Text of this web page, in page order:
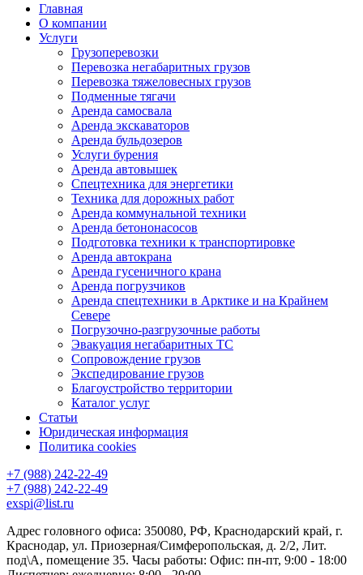
Главная
О компании
Услуги
Грузоперевозки
Перевозка негабаритных грузов
Перевозка тяжеловесных грузов
Подменные тягачи
Аренда самосвала
Аренда экскаваторов
Аренда бульдозеров
Услуги бурения
Аренда автовышек
Спецтехника для энергетики
Техника для дорожных работ
Аренда коммунальной техники
Аренда бетононасосов
Подготовка техники к транспортировке
Аренда автокрана
Аренда гусеничного крана
Аренда погрузчиков
Аренда спецтехники в Арктике и на Крайнем
Севере
Погрузочно-разгрузочные работы
Эвакуация негабаритных ТС
Сопровождение грузов
Экспедирование грузов
Благоустройство территории
Каталог услуг
Статьи
Юридическая информация
Политика cookies
+7 (988) 242-22-49
+7 (988) 242-22-49
exspi@list.ru
Адрес головного офиса: 350080, РФ, Краснодарский край, г.
Краснодар, ул. Приозерная/Симферопольская, д. 2/2, Лит.
под\А, помещение 35. Часы работы: Офис: пн-пт, 9:00 - 18:00